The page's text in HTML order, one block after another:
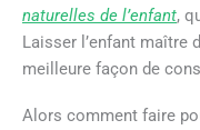
naturelles de l’enfant,
Laisser l’enfant maître
meilleure façon de
Alors comment faire